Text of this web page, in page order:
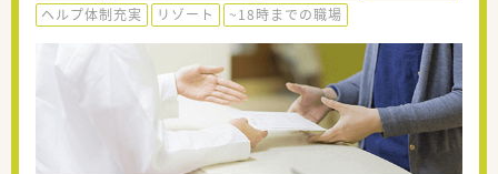
ヘルプ体制充実
リゾート ~18時までの職場